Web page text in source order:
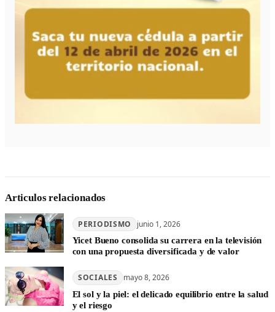
Articulos relacionados
PERIODISMO junio 1, 2026
Yicet Bueno consolida su carrera en la televisión
con una propuesta diversificada y de valor
SOCIALES mayo 8, 2026
El sol y la piel: el delicado equilibrio entre la salud
y el riesgo